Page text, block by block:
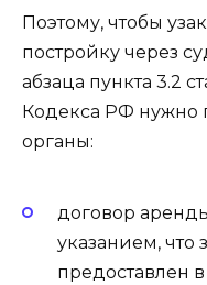
Поэтому, чтобы
постройку через
абзаца пункта 3.2
Кодекса РФ нужно
органы:
договор
указанием, что
предоставлен